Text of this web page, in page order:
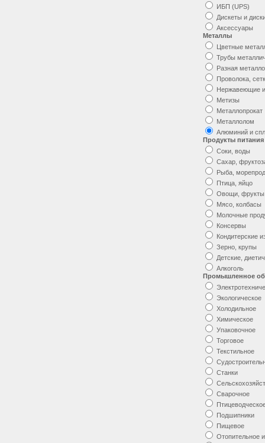
ИБП (UPS)
Дискеты и
Аксессуары
Металлы
Цветные
Трубы
Разная
Проволока,
Нержавеющие
Метизы
Металлопрокат
Металлолом
Алюминий и
Продукты питания
Соки, воды
Сахар,
Рыба,
Птица, яйцо
Овощи, фрукты
Мясо, колбасы
Молочные
Консервы
Кондитерские
Зерно, крупы
Детские,
Алкоголь
Промышленное
Экологическое
Холодильное
Химическое
Упаковочное
Торговое
Текстильное
Станки
Сварочное
Подшипники
Пищевое
Отопительное